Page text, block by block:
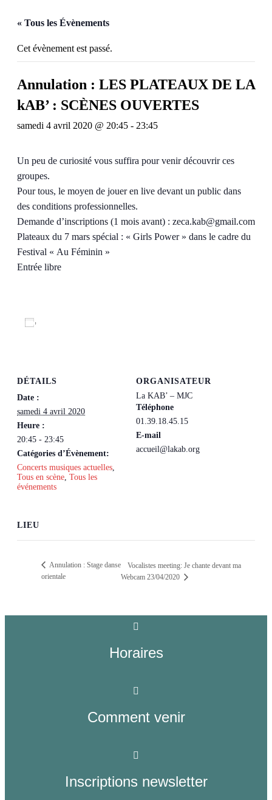
« Tous les Évènements
Cet évènement est passé.
Annulation : LES PLATEAUX DE LA
kAB’ : SCÈNES OUVERTES
samedi 4 avril 2020 @ 20:45 - 23:45
Un peu de curiosité vous suffira pour venir découvrir ces
groupes.
Pour tous, le moyen de jouer en live devant un public dans
des conditions professionnelles.
Demande d’inscriptions (1 mois avant) : zeca.kab@gmail.com
Plateaux du 7 mars spécial : « Girls Power » dans le cadre du
Festival « Au Féminin »
Entrée libre
DÉTAILS
Date :
samedi 4 avril 2020
Heure :
20:45 - 23:45
Catégories d’Évènement:
Concerts musiques actuelles
Tous en scène Tous les
événements
ORGANISATEUR
La KAB’ – MJC
Téléphone
01.39.18.45.15
E-mail
accueil@lakab.org
LIEU
Annulation : Stage danse
orientale
Vocalistes meeting: Je chante devant ma
Webcam 23/04/2020
Horaires
Comment venir
Inscriptions newsletter